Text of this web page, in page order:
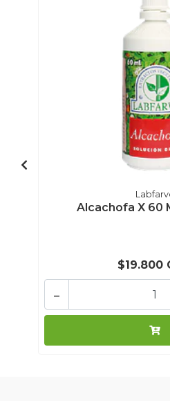
Alcachofa X 60
$19.800
-